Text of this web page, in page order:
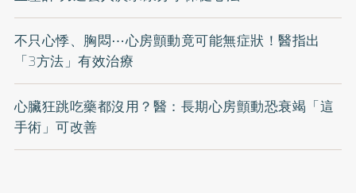
不只心悸、胸悶⋯心房顫動竟可能無症狀！醫指出
「3方法」有效治療
心臟狂跳吃藥都沒用？醫：長期心房顫動恐衰竭「這
手術」可改善